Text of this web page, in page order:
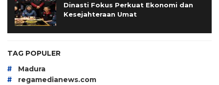
Dinasti Fokus Perkuat Ekonomi dan
Kesejahteraan Umat
TAG POPULER
# Madura
# regamedianews.com